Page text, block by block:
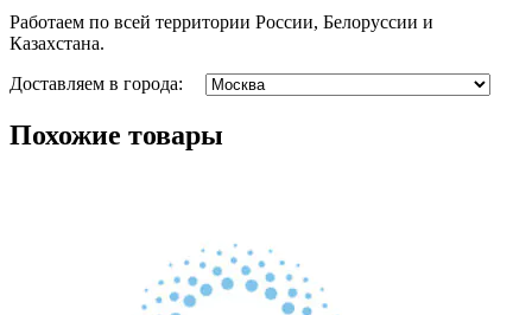
Работаем по всей территории России, Белоруссии и
Казахстана.
Доставляем в города:
Похожие товары